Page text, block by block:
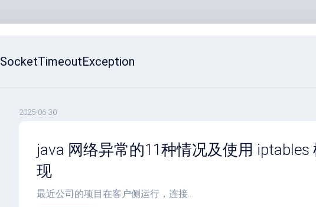
SocketTimeoutException
2025-06-30
java 网络异常的11种情况及使用 iptables
现
最近公司的项目在客户侧运行，连接...